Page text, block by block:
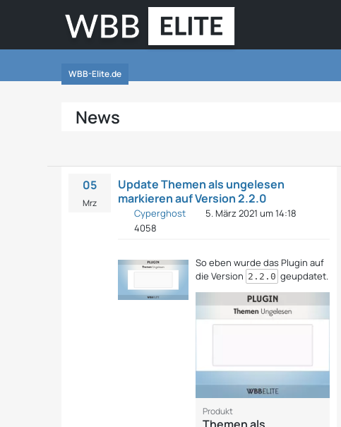
WBB-Elite.de
News
05
Mrz
Update Themen als ungelesen
markieren auf Version 2.2.0
Cyperghost
5. März 2021 um 14:18
4058
So eben wurde das Plugin auf
die Version 2.2.0 geupdatet.
Produkt